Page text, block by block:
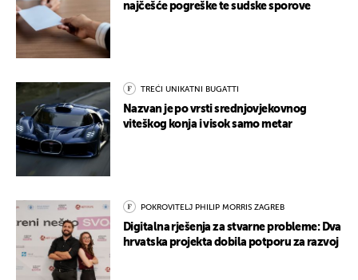
najčešće pogreške te sudske sporove
TREĆI UNIKATNI BUGATTI
Nazvan je po vrsti srednjovjekovnog
viteškog konja i visok samo metar
POKROVITELJ PHILIP MORRIS ZAGREB
Digitalna rješenja za stvarne probleme: Dva
hrvatska projekta dobila potporu za razvoj